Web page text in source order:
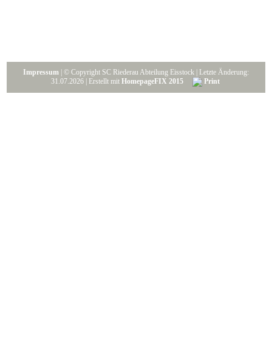
Impressum | © Copyright SC Riederau Abteilung Eisstock | Letzte Änderung:
31.07.2026 | Erstellt mit HomepageFIX 2015 Print